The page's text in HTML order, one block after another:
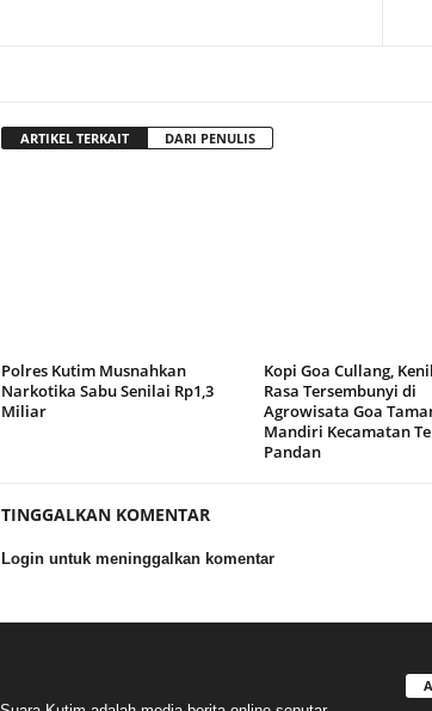
ARTIKEL TERKAIT DARI PENULIS
Polres Kutim Musnahkan
Narkotika Sabu Senilai Rp1,3
Miliar
Kopi Goa Cullang,
Rasa Tersembunyi di
Agrowisata Goa
Mandiri Kecamatan
Pandan
TINGGALKAN KOMENTAR
Login untuk meninggalkan komentar